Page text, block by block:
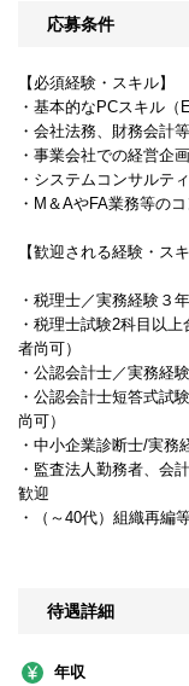
応募条件
【必須経験・スキル】
・基本的なPCスキル（
・会社法務、財務会計
・事業会社での経営企
・システムコンサルテ
・M＆AやFA業務等の
【歓迎される経験・スキ
・税理士／実務経験３
・税理士試験2科目以
者尚可）
・公認会計士／実務経
・公認会計士短答式試
尚可）
・中小企業診断士/実務
・監査法人勤務者、会
歓迎
・（～40代）組織再編
待遇詳細
年収